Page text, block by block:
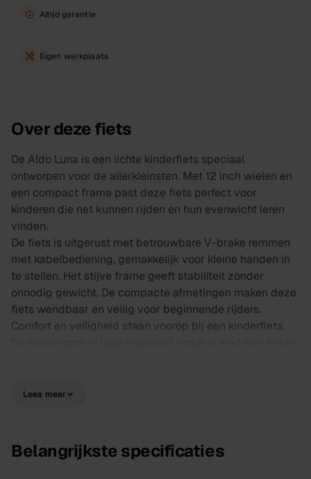
Altijd garantie
Eigen werkplaats
Over deze fiets
De Aldo Luna is een lichte kinderfiets speciaal
ontworpen voor de allerkleinsten. Met 12 inch wielen en
een compact frame past deze fiets perfect voor
kinderen die net kunnen rijden en hun evenwicht leren
vinden.
De fiets is uitgerust met betrouwbare V-brake remmen
met kabelbediening, gemakkelijk voor kleine handen in
te stellen. Het stijve frame geeft stabiliteit zonder
onnodig gewicht. De compacte afmetingen maken deze
fiets wendbaar en veilig voor beginnende rijders.
Comfort en veiligheid staan voorop bij een kinderfiets.
zorgen voor grip en dempen kleine oneffenheden.
zodat je kind meteen veilig kan gaan rijden. Deze
nieuwe fiets heeft 12 maanden garantie op
Lees meer
Belangrijkste specificaties